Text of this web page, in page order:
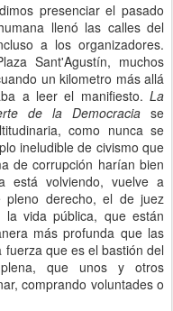
presenciar el pasado
llenó las calles del
a los organizadores.
Sant'Agustín, muchos
un kilometro más allá
a leer el manifiesto. La
de la Democracia se
como nunca se
ineludible de civismo que
de corrupción harían bien
está volviendo, vuelve a
derecho, el de juez
la vida pública, que están
más profunda que las
que es el bastión del
que unos y otros
comprando voluntades o